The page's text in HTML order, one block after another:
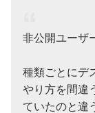
非公開ユーザ
種類ごとにデ
やり方を間違
ていたのと違